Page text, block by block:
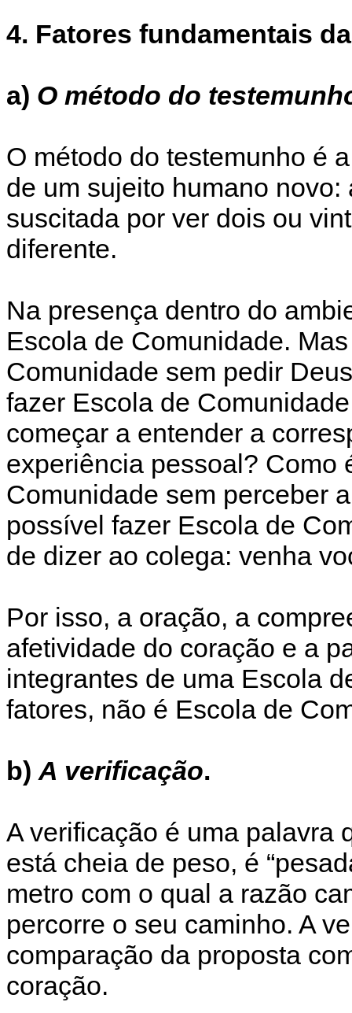
4. Fatores fundamentais
a) O método do
O método do testemunho é
de um sujeito humano
suscitada por ver dois ou
diferente.
Na presença dentro do
Escola de Comunidade.
Comunidade sem pedir
fazer Escola de
começar a entender a
experiência pessoal? Como
Comunidade sem perceber
possível fazer Escola de
de dizer ao colega: venha
Por isso, a oração, a
afetividade do coração e a
integrantes de uma Escola
fatores, não é Escola de
b) A verificação.
A verificação é uma palavra
está cheia de peso, é
metro com o qual a razão
percorre o seu caminho. A
comparação da proposta
coração.